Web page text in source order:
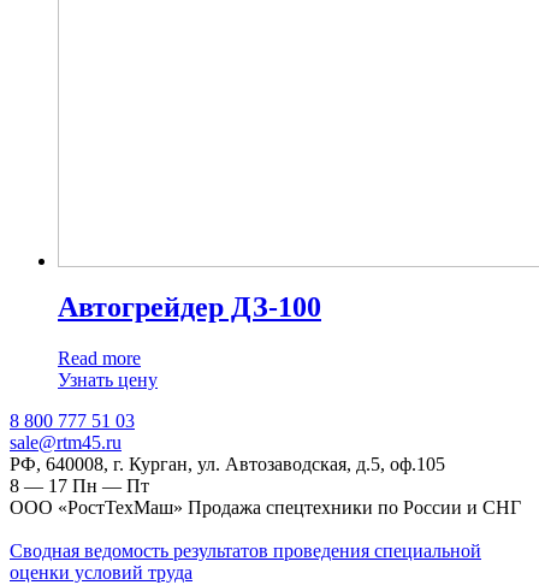
Автогрейдер ДЗ-100
Read more
Узнать цену
‎8 800 777 51 03
sale@rtm45.ru
РФ, 640008, г. Курган, ул. Автозаводская, д.5, оф.105
8 — 17 Пн — Пт
ООО «РостТехМаш» Продажа спецтехники по России и СНГ
Сводная ведомость результатов проведения специальной
оценки условий труда